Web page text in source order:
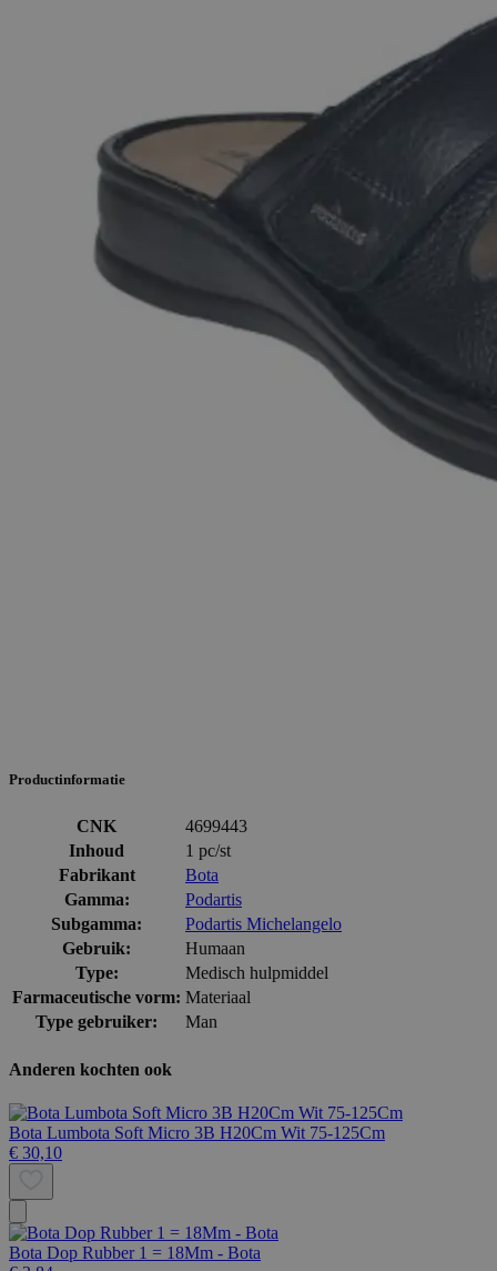
Productinformatie
CNK
4699443
Inhoud
1 pc/st
Fabrikant
Bota
Gamma:
Podartis
Subgamma:
Podartis Michelangelo
Gebruik:
Humaan
Type:
Medisch hulpmiddel
Farmaceutische vorm: Materiaal
Type gebruiker:
Man
Anderen kochten ook
Bota Lumbota Soft Micro 3B H20Cm Wit 75-125Cm
€ 30,10
Bota Dop Rubber 1 = 18Mm - Bota